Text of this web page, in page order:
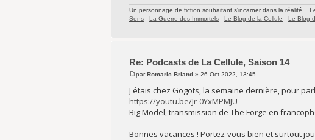
Un personnage de fiction souhaitant s'incarner dans la réalité...
Sens - La Guerre des Immortels - Le Blog de la Cellule - Le Blog
Re: Podcasts de La Cellule, Saison 14
parRomaric Briand » 26 Oct 2022, 13:45
J'étais chez Gogots, la semaine dernière, pour
https://youtu.be/Jr-0YxMPMJU
Big Model, transmission de The Forge en
Bonnes vacances ! Portez-vous bien et surtout